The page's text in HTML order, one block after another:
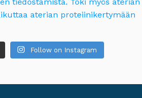
Follow on Instagram